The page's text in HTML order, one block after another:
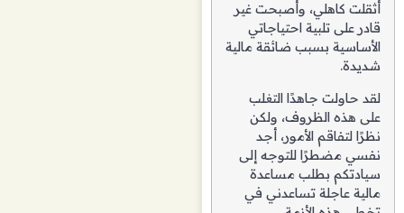
أثقلت كاهلي، وأصبحت غير
قادر على تلبية احتياجاتي
الأساسية بسبب ضائقة مالية
شديدة.
لقد حاولت جاهدًا التغلب
على هذه الظروف، ولكن
نظرًا لتفاقم الأمور، أجد
نفسي مضطرًا للتوجه إلى
سيادتكم بطلب مساعدة
مالية عاجلة تساعدني في